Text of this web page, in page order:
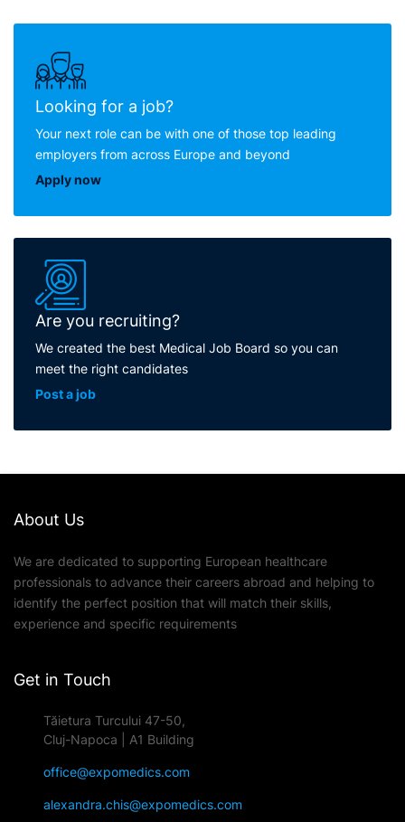
Looking for a job?
Your next role can be with one of those top leading
employers from across Europe and beyond
Apply now
Are you recruiting?
We created the best Medical Job Board so you can
meet the right candidates
Post a job
About Us
We are dedicated to supporting European healthcare
professionals to advance their careers abroad and helping to
identify the perfect position that will match their skills,
experience and specific requirements
Get in Touch
Tăietura Turcului 47-50,
Cluj-Napoca | A1 Building
office@expomedics.com
alexandra.chis@expomedics.com